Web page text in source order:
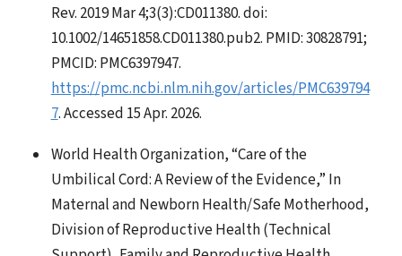
Rev. 2019 Mar 4;3(3):CD011380. doi:
10.1002/14651858.CD011380.pub2. PMID: 30828791;
PMCID: PMC6397947.
https://pmc.ncbi.nlm.nih.gov/articles/PMC639794
7. Accessed 15 Apr. 2026.
World Health Organization, “Care of the
Umbilical Cord: A Review of the Evidence,” In
Maternal and Newborn Health/Safe Motherhood,
Division of Reproductive Health (Technical